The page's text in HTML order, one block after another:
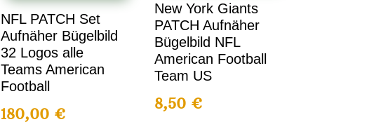
NFL PATCH Set
Aufnäher Bügelbild
32 Logos alle
Teams American
Football
180,00 €
New York Giants
PATCH Aufnäher
Bügelbild NFL
American Football
Team US
8,50€